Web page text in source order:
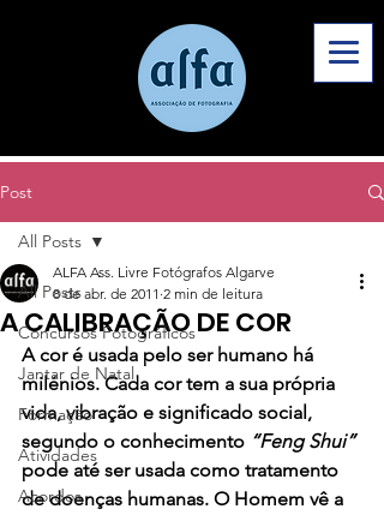
Post
All Posts
Concursos Fotográficos
Jantar de Natal
Formação
Atividades
Acordos
All Posts
A CALIBRAÇÃO DE COR
ALFA Ass. Livre Fotógrafos Algarve
8 de abr. de 2011 2 min de leitura
A cor é usada pelo ser humano há
milénios. Cada cor tem a sua própria
vida, vibração e significado social,
segundo o conhecimento “Feng Shui”
pode até ser usada como tratamento
de doenças humanas. O Homem vê a